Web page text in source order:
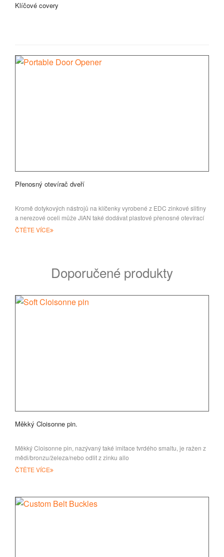
Klíčové covery
Přenosný otevírač dveří
Kromě dotykových nástrojů na klíčenky vyrobené z EDC zinkové slitiny
a nerezové oceli může JIAN také dodávat plastové přenosné otevírací
zařízení f
ČTĚTE VÍCE
Doporučené produkty
Měkký Cloisonne pin.
Měkký Cloisonne pin, nazývaný také imitace tvrdého smaltu, je ražen z
mědi/bronzu/železa/nebo odlit z zinku allo
ČTĚTE VÍCE